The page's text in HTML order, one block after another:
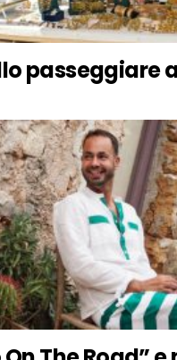
passeggiare